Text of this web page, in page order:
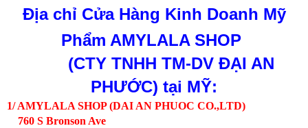
Địa chỉ Cửa Hàng Kinh Doanh Mỹ
Phẩm AMYLALA SHOP
(CTY TNHH TM-DV ĐẠI AN
PHƯỚC) tại MỸ:
1/ AMYLALA SHOP (DAI AN PHUOC CO.,LTD)
760 S Bronson Ave